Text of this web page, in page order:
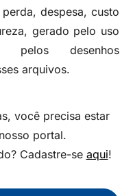
despesa, custo
gerado pelo uso
pelos desenhos
arquivos.
você precisa estar
portal.
Cadastre-se aqui!